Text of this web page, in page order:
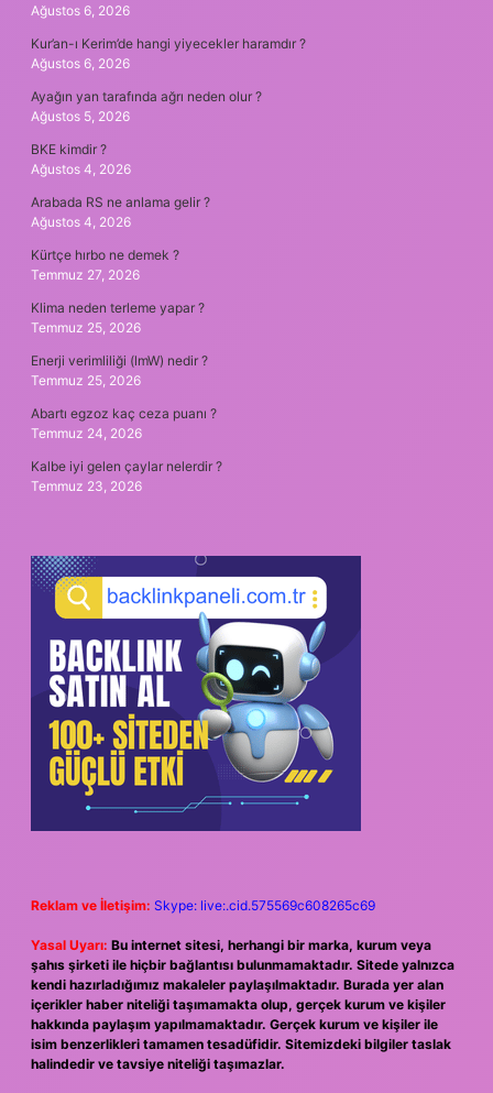
Ağustos 6, 2026
Kur’an-ı Kerim’de hangi yiyecekler haramdır ?
Ağustos 6, 2026
Ayağın yan tarafında ağrı neden olur ?
Ağustos 5, 2026
BKE kimdir ?
Ağustos 4, 2026
Arabada RS ne anlama gelir ?
Ağustos 4, 2026
Kürtçe hırbo ne demek ?
Temmuz 27, 2026
Klima neden terleme yapar ?
Temmuz 25, 2026
Enerji verimliliği (lmW) nedir ?
Temmuz 25, 2026
Abartı egzoz kaç ceza puanı ?
Temmuz 24, 2026
Kalbe iyi gelen çaylar nelerdir ?
Temmuz 23, 2026
Reklam ve İletişim: Skype: live:.cid.575569c608265c69
Yasal Uyarı: Bu internet sitesi, herhangi bir marka, kurum veya
şahıs şirketi ile hiçbir bağlantısı bulunmamaktadır. Sitede yalnızca
kendi hazırladığımız makaleler paylaşılmaktadır. Burada yer alan
içerikler haber niteliği taşımamakta olup, gerçek kurum ve kişiler
hakkında paylaşım yapılmamaktadır. Gerçek kurum ve kişiler ile
isim benzerlikleri tamamen tesadüfidir. Sitemizdeki bilgiler taslak
halindedir ve tavsiye niteliği taşımazlar.